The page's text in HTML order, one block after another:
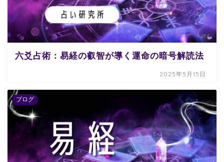
六爻占術：易経の叡智が導く運命の暗号解読法
2025年5月15日
ブログ